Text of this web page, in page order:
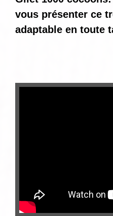
vous présenter ce
adaptable en toute